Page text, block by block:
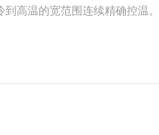
高温的宽范围连续精确控温